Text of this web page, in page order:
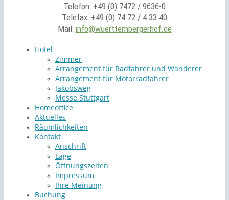
Telefon: +49 (0) 7472 / 9636-0
Telefax: +49 (0) 74 72 / 4 33 40
Mail: info@wuerttembergerhof.de
Hotel
Zimmer
Arrangement für Radfahrer und Wanderer
Arrangement für Motorradfahrer
Jakobsweg
Messe Stuttgart
Homeoffice
Aktuelles
Räumlichkeiten
Kontakt
Anschrift
Lage
Öffnungszeiten
Impressum
Ihre Meinung
Buchung